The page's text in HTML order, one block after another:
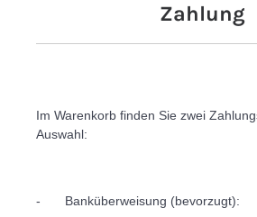
Zahlung
Im Warenkorb finden Sie zwei
Auswahl:
-	Banküberweisung (bevorzugt):